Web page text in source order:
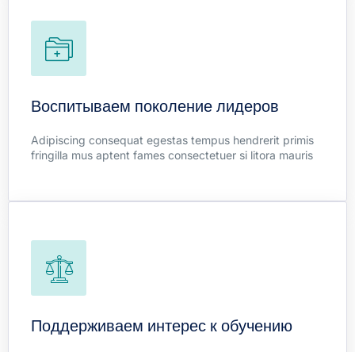
Воспитываем поколение лидеров
Adipiscing consequat egestas tempus hendrerit primis
fringilla mus aptent fames consectetuer si litora mauris
Learn more
Поддерживаем интерес к обучению
Tax Consulting
Duis himenaeos letius tellus fames lacinia natoque libero